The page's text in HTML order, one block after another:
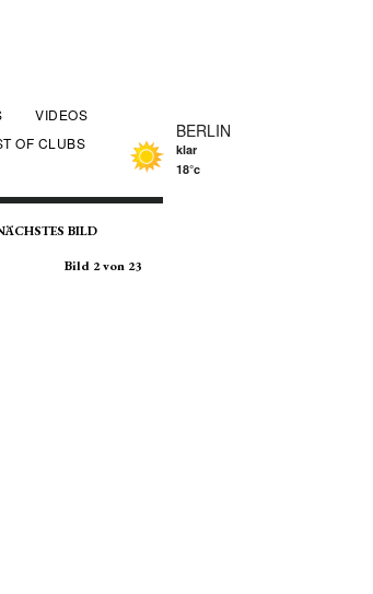
BERLIN
klar
18°c
VIDEOS
OF CLUBS
BILD
Bild 2 von 23